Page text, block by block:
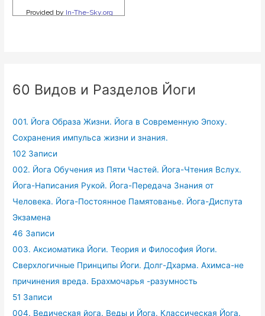
60 Видов и Разделов Йоги
001. Йога Образа Жизни. Йога в Современную Эпоху.
Сохранения импульса жизни и знания.
102 Записи
002. Йога Обучения из Пяти Частей. Йога-Чтения Вслух.
Йога-Написания Рукой. Йога-Передача Знания от
Человека. Йога-Постоянное Памятованье. Йога-Диспута
Экзамена
46 Записи
003. Аксиоматика Йоги. Теория и Философия Йоги.
Сверхлогичные Принципы Йоги. Долг-Дхарма. Ахимса-не
причинения вреда. Брахмочарья -разумность
51 Записи
004. Ведическая йога. Веды и Йога. Классическая Йога.